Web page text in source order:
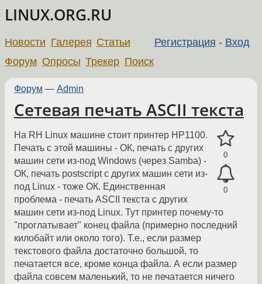
LINUX.ORG.RU
Регистрация - Вход
Новости Галерея Статьи
Форум Опросы Трекер Поиск
Форум — Admin
Сетевая печать ASCII текста
0
0
На RH Linux машине стоит принтер HP1100.
Печать с этой машины - ОК, печать с других
машин сети из-под Windows (через Samba) -
ОК, печать postscript с других машин сети из-
под Linux - тоже ОК. Единственная
проблема - печать ASCII текста с других
машин сети из-под Linux. Тут принтер почему-то
"проглатывает" конец файла (примерно последний
килобайт или около того). Т.е., если размер
текстового файла достаточно большой, то
печатается все, кроме конца файла. А если размер
файла совсем маленький, то не печатается ничего